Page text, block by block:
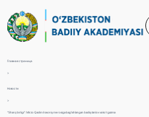
Главная страница
>
Новости
>
“Sharq birligi”: Mirzo Qadim Iravoniy merosiga bag‘ishlangan badiiy tanlov va ko‘rgazma